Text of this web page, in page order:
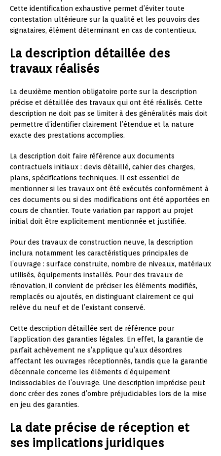
Cette identification exhaustive permet d’éviter toute
contestation ultérieure sur la qualité et les pouvoirs des
signataires, élément déterminant en cas de contentieux.
La description détaillée des
travaux réalisés
La deuxième mention obligatoire porte sur la description
précise et détaillée des travaux qui ont été réalisés. Cette
description ne doit pas se limiter à des généralités mais doit
permettre d’identifier clairement l’étendue et la nature
exacte des prestations accomplies.
La description doit faire référence aux documents
contractuels initiaux : devis détaillé, cahier des charges,
plans, spécifications techniques. Il est essentiel de
mentionner si les travaux ont été exécutés conformément à
ces documents ou si des modifications ont été apportées en
cours de chantier. Toute variation par rapport au projet
initial doit être explicitement mentionnée et justifiée.
Pour des travaux de construction neuve, la description
inclura notamment les caractéristiques principales de
l’ouvrage : surface construite, nombre de niveaux, matériaux
utilisés, équipements installés. Pour des travaux de
rénovation, il convient de préciser les éléments modifiés,
remplacés ou ajoutés, en distinguant clairement ce qui
relève du neuf et de l’existant conservé.
Cette description détaillée sert de référence pour
l’application des garanties légales. En effet, la garantie de
parfait achèvement ne s’applique qu’aux désordres
affectant les ouvrages réceptionnés, tandis que la garantie
décennale concerne les éléments d’équipement
indissociables de l’ouvrage. Une description imprécise peut
donc créer des zones d’ombre préjudiciables lors de la mise
en jeu des garanties.
La date précise de réception et
ses implications juridiques